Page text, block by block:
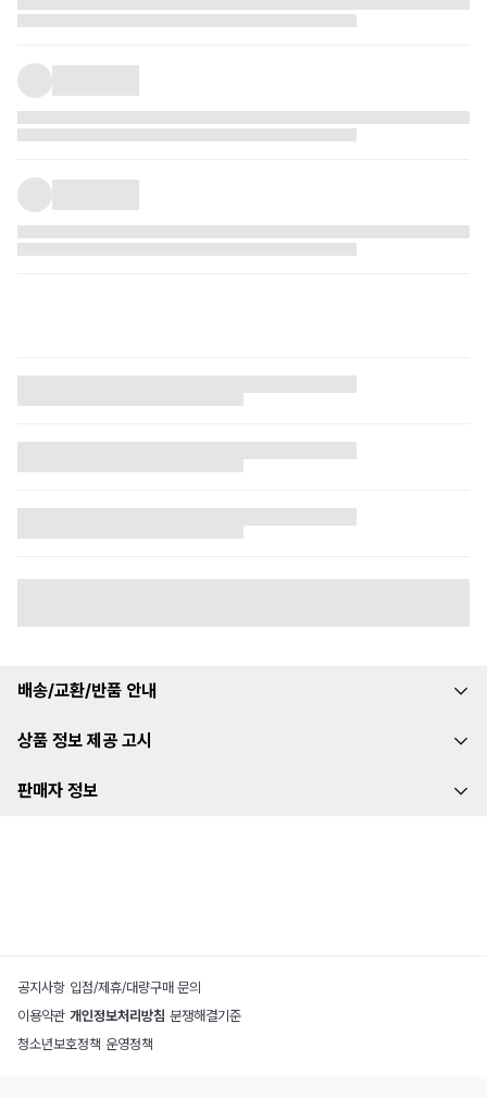
배송/교환/반품 안내
상품 정보 제공 고시
판매자 정보
공지사항 입점/제휴/대량구매 문의
이용약관 개인정보처리방침 분쟁해결기준
청소년보호정책 운영정책